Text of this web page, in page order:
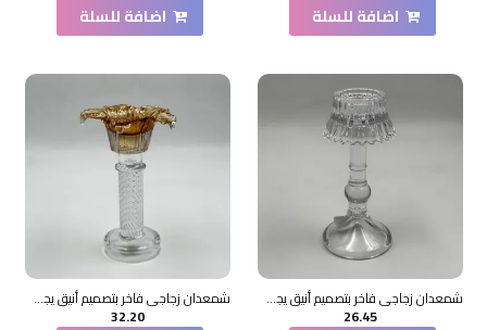
اضافة للسلة اضافة للسلة
شمعدان زجاجي فاخر بتصميم أنيق يجمع بين الطابع الكلاسيكي واللمسات العصرية18×5×5سم
26.45
شمعدان زجاجي فاخر بتصميم أنيق يجمع بين الطابع الكلاسيكي واللمسات العصرية20×11×11سم
32.20